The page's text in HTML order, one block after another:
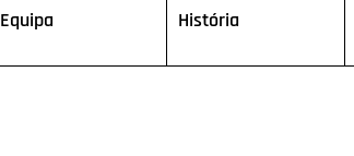
Equipa História